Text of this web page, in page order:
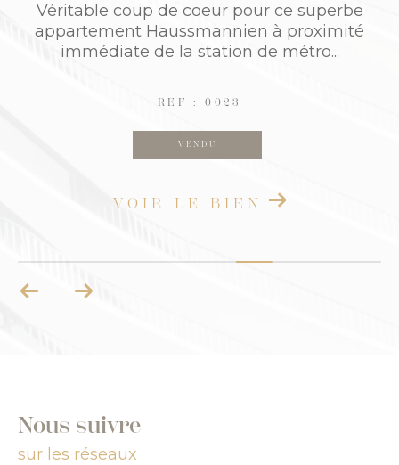
Véritable coup de coeur pour ce superbe
appartement Haussmannien à proximité
immédiate de la station de métro...
REF : 0023
VENDU
VOIR LE BIEN
Nous suivre
sur les réseaux